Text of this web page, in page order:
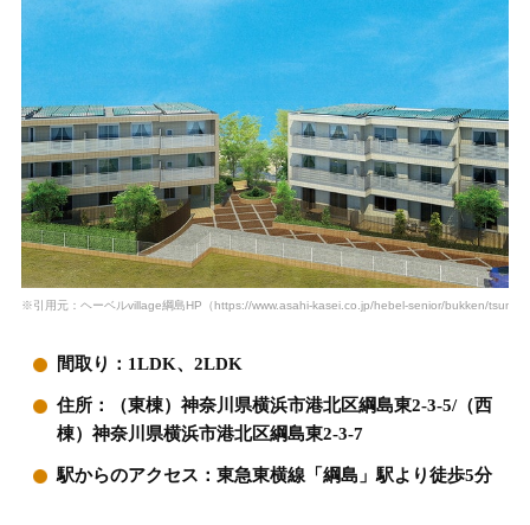
※引用元：ヘーベルvillage綱島HP（https://www.asahi-kasei.co.jp/hebel-senior/bukken/
間取り：1LDK、2LDK
住所：（東棟）神奈川県横浜市港北区綱島東2-3-5/（西
棟）神奈川県横浜市港北区綱島東2-3-7
駅からのアクセス：東急東横線「綱島」駅より徒歩5分